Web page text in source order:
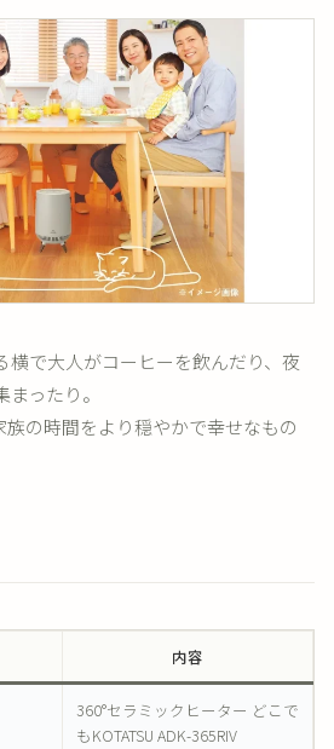
横で大人がコーヒーを飲んだり、夜
ったり。
族の時間をより穏やかで幸せなもの
内容
360°セラミックヒーター どこで
もKOTATSU ADK-365RIV